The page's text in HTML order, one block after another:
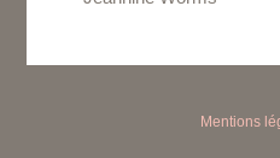
Mentions